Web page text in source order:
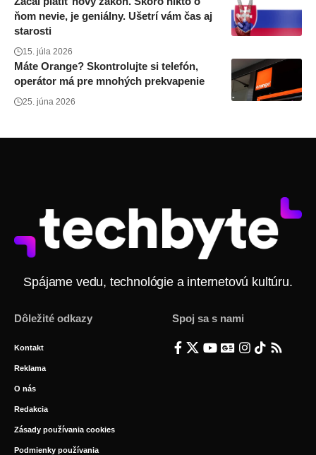
ňom nevie, je geniálny. Ušetrí vám čas aj
starosti
15. júla 2026
Máte Orange? Skontrolujte si telefón,
operátor má pre mnohých prekvapenie
25. júna 2026
Spájame vedu, technológie a internetovú kultúru.
Dôležité odkazy
Kontakt
Reklama
O nás
Redakcia
Zásady používania cookies
Podmienky používania
Spoj sa s nami